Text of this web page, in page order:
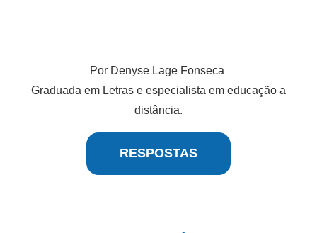
Por Denyse Lage Fonseca
Graduada em Letras e especialista em educação a
distância.
RESPOSTAS